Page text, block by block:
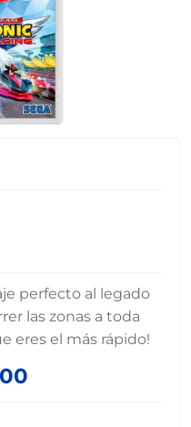
perfecto al legado
las zonas a toda
eres el más rápido!